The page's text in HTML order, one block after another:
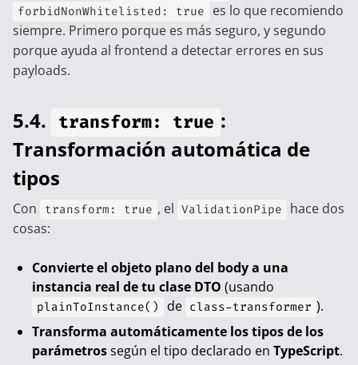
forbidNonWhitelisted: true
es lo que recomiendo
siempre. Primero porque es más seguro, y segundo
porque ayuda al frontend a detectar errores en sus
payloads.
5.4. transform: true :
Transformación automática de
tipos
Con transform: true , el ValidationPipe
hace dos
cosas:
Convierte el objeto plano del body a una
instancia real de tu clase DTO (usando
plainToInstance() de class-transformer ).
Transforma automáticamente los tipos de los
parámetrossegún el tipo declarado en TypeScript.